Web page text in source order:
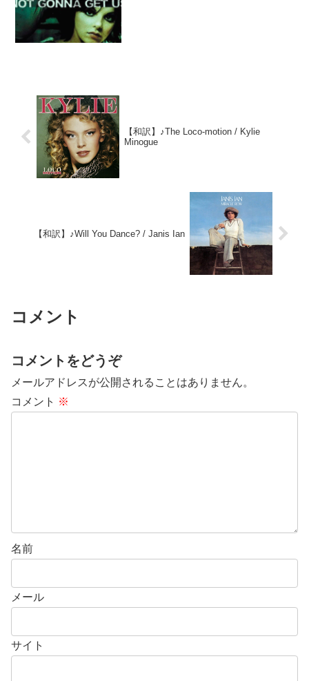
【和訳】♪The Loco-motion / Kylie
Minogue
【和訳】♪Will You Dance? / Janis Ian
コメント
コメントをどうぞ
メールアドレスが公開されることはありません。
コメント ※
名前
メール
サイト